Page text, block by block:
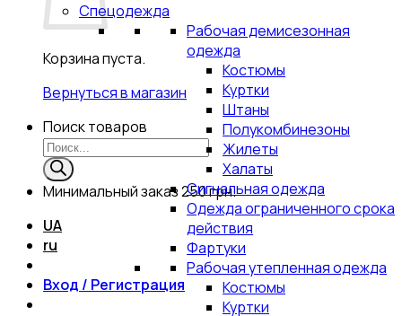
Корзина пуста.
Вернуться в магазин
Поиск товаров
Минимальный заказ250 грн.
UA
ru
Вход / Регистрация
Спецодежда
Рабочая демисезонная
одежда
Костюмы
Куртки
Штаны
Полукомбинезоны
Жилеты
Халаты
Сигнальная одежда
Одежда ограниченного срока
действия
Фартуки
Рабочая утепленная одежда
Костюмы
Куртки